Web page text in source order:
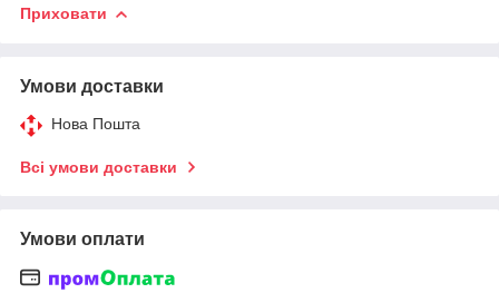
Приховати
Умови доставки
Нова Пошта
Всі умови доставки
Умови оплати